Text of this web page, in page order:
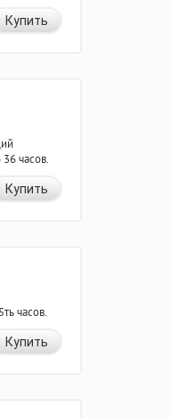
Купить
часов.
Купить
часов.
Купить